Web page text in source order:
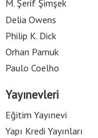
M. Şerif Şimşek
Delia Owens
Philip K. Dick
Orhan Pamuk
Paulo Coelho
Yayınevleri
Eğitim Yayınevi
Yapı Kredi Yayınları